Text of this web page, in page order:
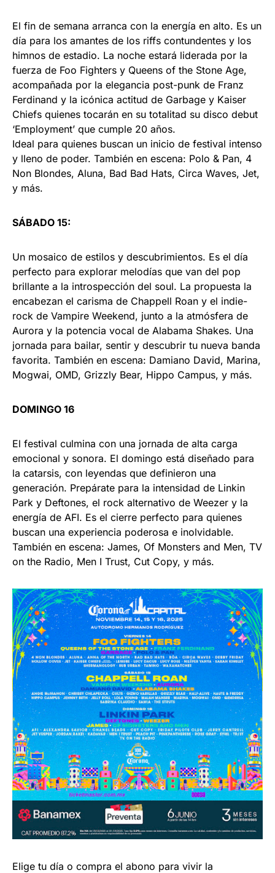
El fin de semana arranca con la energía en alto. Es un
día para los amantes de los riffs contundentes y los
himnos de estadio. La noche estará liderada por la
fuerza de Foo Fighters y Queens of the Stone Age,
acompañada por la elegancia post-punk de Franz
Ferdinand y la icónica actitud de Garbage y Kaiser
Chiefs quienes tocarán en su totalitad su disco debut
‘Employment’ que cumple 20 años.
Ideal para quienes buscan un inicio de festival intenso
y lleno de poder. También en escena: Polo & Pan, 4
Non Blondes, Aluna, Bad Bad Hats, Circa Waves, Jet,
y más.
SÁBADO 15:
Un mosaico de estilos y descubrimientos. Es el día
perfecto para explorar melodías que van del pop
brillante a la introspección del soul. La propuesta la
encabezan el carisma de Chappell Roan y el indie-
rock de Vampire Weekend, junto a la atmósfera de
Aurora y la potencia vocal de Alabama Shakes. Una
jornada para bailar, sentir y descubrir tu nueva banda
favorita. También en escena: Damiano David, Marina,
Mogwai, OMD, Grizzly Bear, Hippo Campus, y más.
DOMINGO 16
El festival culmina con una jornada de alta carga
emocional y sonora. El domingo está diseñado para
la catarsis, con leyendas que definieron una
generación. Prepárate para la intensidad de Linkin
Park y Deftones, el rock alternativo de Weezer y la
energía de AFI. Es el cierre perfecto para quienes
buscan una experiencia poderosa e inolvidable.
También en escena: James, Of Monsters and Men, TV
on the Radio, Men I Trust, Cut Copy, y más.
Elige tu día o compra el abono para vivir la